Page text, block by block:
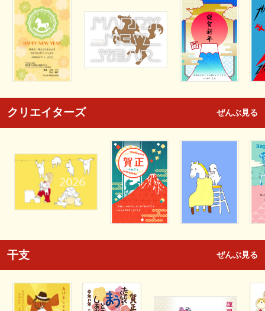
クリエイターズ ぜんぶ見る
干支 ぜんぶ見る